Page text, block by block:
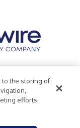
Statement
to the storing of
efforts.